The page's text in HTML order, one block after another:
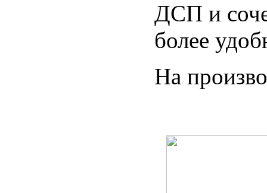
ДСП и
более
На